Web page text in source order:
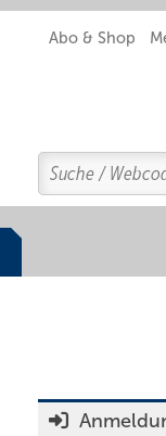
Abo & Shop
Search
Suchen